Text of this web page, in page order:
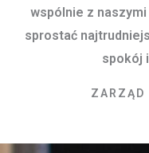
wspólnie z
sprostać
spokój
ZARZĄD